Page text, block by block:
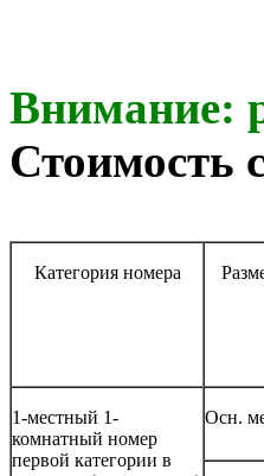
Внимание:
Стоимость
Категория номера
1-местный 1-
комнатный номер
первой категории в
Осн.